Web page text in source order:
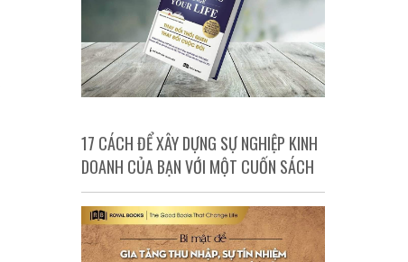
17 CÁCH ĐỂ XÂY DỰNG SỰ NGHIỆP KINH
DOANH CỦA BẠN VỚI MỘT CUỐN SÁCH